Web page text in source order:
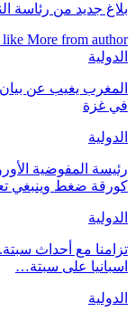
بلاغ جديد من رئاسة
like More from author
الدولية
المغرب يغيب عن بيان
في غزة
الدولية
رئيسة المفوضية
كورقة ضغط وينبغي
الدولية
تزامنا مع أحداث
اسبانيا على سبتة…
الدولية